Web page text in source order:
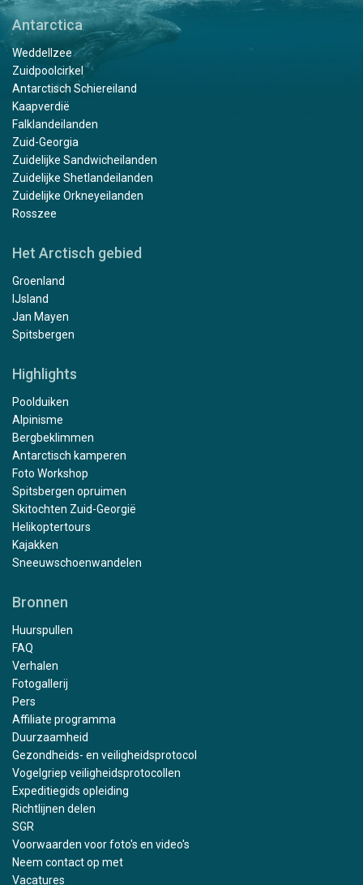
Antarctica
Weddellzee
Zuidpoolcirkel
Antarctisch Schiereiland
Kaapverdië
Falklandeilanden
Zuid-Georgia
Zuidelijke Sandwicheilanden
Zuidelijke Shetlandeilanden
Zuidelijke Orkneyeilanden
Rosszee
Het Arctisch gebied
Groenland
IJsland
Jan Mayen
Spitsbergen
Highlights
Poolduiken
Alpinisme
Bergbeklimmen
Antarctisch kamperen
Foto Workshop
Spitsbergen opruimen
Skitochten Zuid-Georgië
Helikoptertours
Kajakken
Sneeuwschoenwandelen
Bronnen
Huurspullen
FAQ
Verhalen
Fotogallerij
Pers
Affiliate programma
Duurzaamheid
Gezondheids- en veiligheidsprotocol
Vogelgriep veiligheidsprotocollen
Expeditiegids opleiding
Richtlijnen delen
SGR
Voorwaarden voor foto's en video's
Neem contact op met
Vacatures